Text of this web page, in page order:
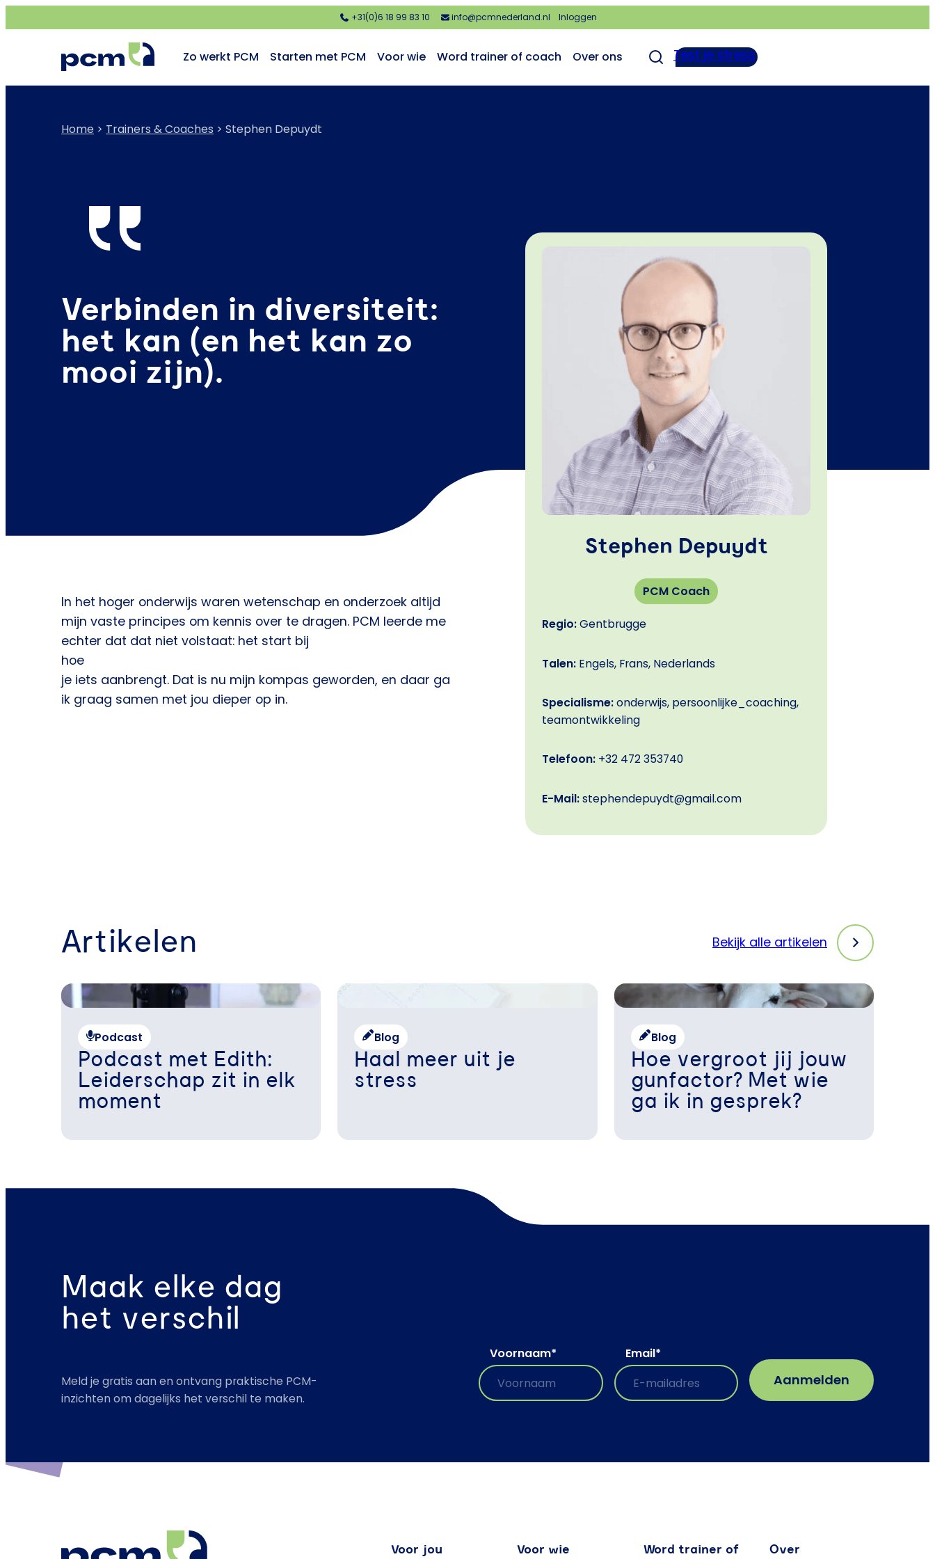
+31(0)6 18 99 83 10 info@pcmnederland.nl Inloggen
Zo werkt PCM Starten met PCM Voor wie Word trainer of coach Over ons Test je stress
Home > Trainers & Coaches > Stephen Depuydt
Verbinden in diversiteit:
het kan (en het kan zo
mooi zijn).
In het hoger onderwijs waren wetenschap en onderzoek altijd
mijn vaste principes om kennis over te dragen. PCM leerde me
echter dat dat niet volstaat: het start bij
hoe
je iets aanbrengt. Dat is nu mijn kompas geworden, en daar ga
ik graag samen met jou dieper op in.
Stephen Depuydt
PCM Coach
Regio:Gentbrugge
Talen: Engels, Frans, Nederlands
Specialisme:onderwijs, persoonlijke_coaching,
teamontwikkeling
Telefoon: +32 472 353740
E-Mail:stephendepuydt@gmail.com
Artikelen Bekijk alle artikelen
Podcast
Podcast met Edith:
Leiderschap zit in elk
moment
Blog
Haal meer uit je
stress
Blog
Hoe vergroot jij jouw
gunfactor? Met wie
ga ik in gesprek?
Maak elke dag
het verschil
Meld je gratis aan en ontvang praktische PCM-
inzichten om dagelijks het verschil te maken.
Voornaam* Email*
Voor jou Voor wie
Word trainer of
Over